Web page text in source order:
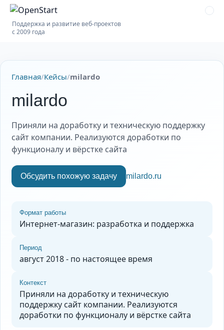
Поддержка и развитие веб-проектов
с 2009 года
Главная/Кейсы/milardo
milardo
Приняли на доработку и техническую поддержку
сайт компании. Реализуются доработки по
функционалу и вёрстке сайта
Обсудить похожую задачу milardo.ru
Формат работы
Интернет-магазин: разработка и поддержка
Период
август 2018 - по настоящее время
Контекст
Приняли на доработку и техническую
поддержку сайт компании. Реализуются
доработки по функционалу и вёрстке сайта